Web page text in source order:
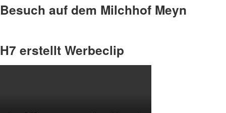
Besuch auf dem Milchhof Meyn
H7 erstellt Werbeclip